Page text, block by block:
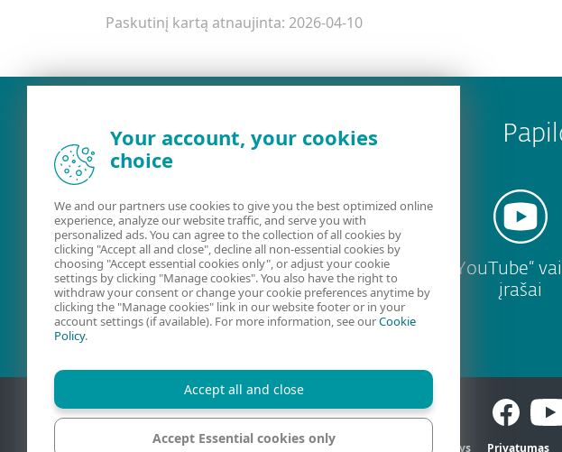
Paskutinį kartą atnaujinta: 2026-04-10
Naudotojo
vadovai
ESET forumas
„YouTube“
įrašai
Kontaktiniai duomenys Privatumas
Your account, your cookies
choice
We and our partners use cookies to give you the best optimized online
experience, analyze our website traffic, and serve you with
personalized ads. You can agree to the collection of all cookies by
clicking "Accept all and close", decline all non-essential cookies by
choosing "Accept essential cookies only", or adjust your cookie
settings by clicking "Manage cookies". You also have the right to
withdraw your consent or change your cookie preferences anytime by
clicking the "Manage cookies" link in our website footer or in your
account settings (if available). For more information, see ourCookie
Policy.
Accept all and close
Accept Essential cookies only